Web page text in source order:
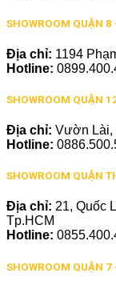
SHOWROOM QUẬN 8
Địa chỉ: 1194
Hotline:
SHOWROOM QUẬN
Địa chỉ: Vườn Lài,
Hotline:
SHOWROOM QUẬN
Địa chỉ: 21, Quốc
Tp.HCM
Hotline:
SHOWROOM QUẬN 7